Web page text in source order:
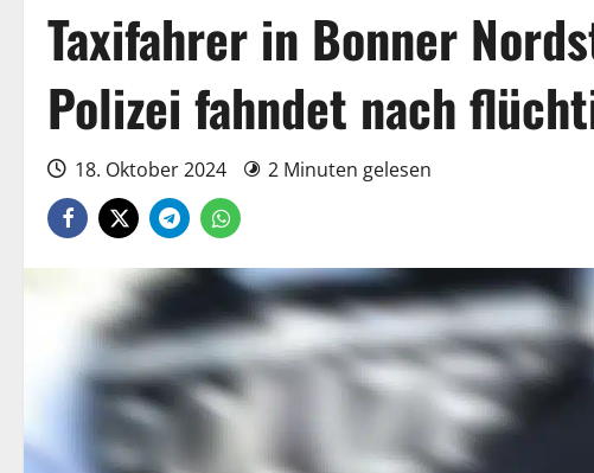
Taxifahrer in Bonner
Polizei fahndet nach
18. Oktober 2024 2 Minuten gelesen